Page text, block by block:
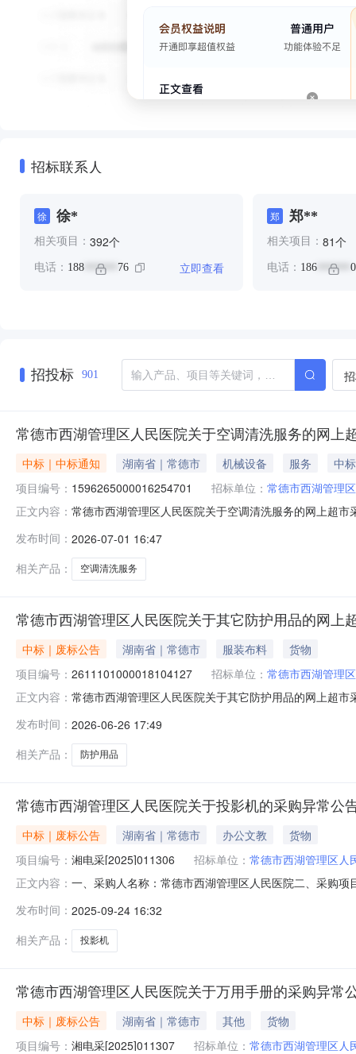
招标联系人
徐 徐*
相关项目： 392个
电话： 188 ****** 76 立即查看
郑 郑**
相关项目： 81个
电话： 186******
招投标 901
常德市西湖管理区人民医院关于空调清洗服务的网上
中标｜中标通知 湖南省｜常德市 机械设备 服务
中
项目编号： 1596265000016254701 招标单位： 常德市西湖管理
正文内容： 常德市西湖管理区人民医院关于空调清洗服务的网上超
起止时间：-二、采购单位信息采购单位名称：常德市西
发布时间： 2026-07-01 16:47
相关产品：
空调清洗服务
常德市西湖管理区人民医院关于其它防护用品的网上
中标｜废标公告 湖南省｜常德市 服装布料
货物
项目编号： 2611101000018104127 招标单位： 常德市西湖管理
正文内容： 常德市西湖管理区人民医院关于其它防护用品的网上超
补充说明:供应商没有接单八、其他事项：https://
发布时间： 2026-06-26 17:49
相关产品：
防护用品
常德市西湖管理区人民医院关于投影机的采购异常公
中标｜废标公告 湖南省｜常德市 办公文教
货物
项目编号： 湘电采[2025]011306 招标单位： 常德市西湖管理区人
正文内容： 一、采购人名称：常德市西湖管理区人民医院二、采购
医院地址：常德市西湖管理区人民医院联系人：徐敏联
发布时间： 2025-09-24 16:32
相关产品：
投影机
常德市西湖管理区人民医院关于万用手册的采购异常
中标｜废标公告 湖南省｜常德市 其他
货物
项目编号： 湘电采[2025]011307 招标单位： 常德市西湖管理区人